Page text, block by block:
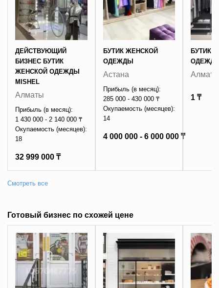
ДЕЙСТВУЮЩИЙ
БИЗНЕС БУТИК
ЖЕНСКОЙ ОДЕЖДЫ
MISHEL
Алматы
Прибыль (в месяц):
1 430 000 - 2 140 000 ₸
Окупаемость (месяцев):
18
32 999 000 ₸
БУТИК ЖЕНСКОЙ
ОДЕЖДЫ
Астана
Прибыль (в месяц):
285 000 - 430 000 ₸
Окупаемость (месяцев):
14
4 000 000 - 6 000 000 ₸
БУТИК
1 ₸
Готовый бизнес по схожей цене